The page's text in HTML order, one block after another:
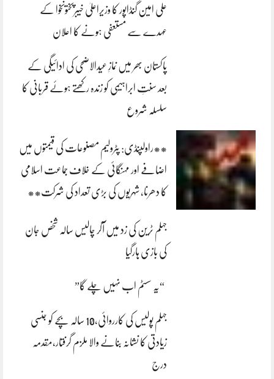
علی امین گنڈاپور کا وزیراعلیٰ خیبرپختونخوا کے
عہدے سے مستعفی ہونے کا اعلان
پاکستان بھر میں نمازِ عیدالاضحی کی ادائیگی کے
بعد سنتِ ابراہیمی کو زندہ رکھتے ہوئے قربانی کا
سلسلہ شروع
**راولپنڈی: پٹرولیم مصنوعات کی قیمتوں میں
اضافے اور مہنگائی کے خلاف جماعت اسلامی
کا دھرنا، شہریوں کی بڑی تعداد کی شرکت**
جہلم ٹرین کی زد میں آکر چالیس سالہ شخص جان
کی بازی ہارگیا
“یہ سسٹم اب نہیں چلے گا”
جہلم پولیس کی کارروائی،10 سالہ بچے کو جنسی
زیادتی کا نشانہ بنانے والا ملزم گرفتار،مقدمہ
درج